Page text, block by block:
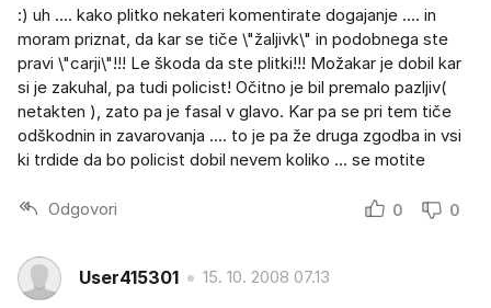
:) uh .... kako plitko nekateri komentirate dogajanje .... in
moram priznat, da kar se tiče \"žaljivk\" in podobnega ste
pravi \"carji\"!!! Le škoda da ste plitki!!! Možakar je dobil kar
si je zakuhal, pa tudi policist! Očitno je bil premalo pazljiv(
netakten ), zato pa je fasal v glavo. Kar pa se pri tem tiče
odškodnin in zavarovanja .... to je pa že druga zgodba in vsi
ki trdide da bo policist dobil nevem koliko ... se motite
Odgovori 0 0
User415301 15. 10. 2008 07.13